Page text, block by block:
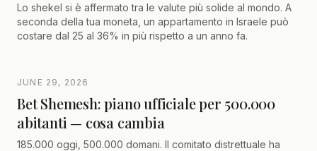
Lo shekel si è affermato tra le valute più solide al mondo. A
seconda della tua moneta, un appartamento in Israele può
costare dal 25 al 36% in più rispetto a un anno fa.
JUNE 29, 2026
Bet Shemesh: piano ufficiale per 500.000
abitanti — cosa cambia
185.000 oggi, 500.000 domani. Il comitato distrettuale ha